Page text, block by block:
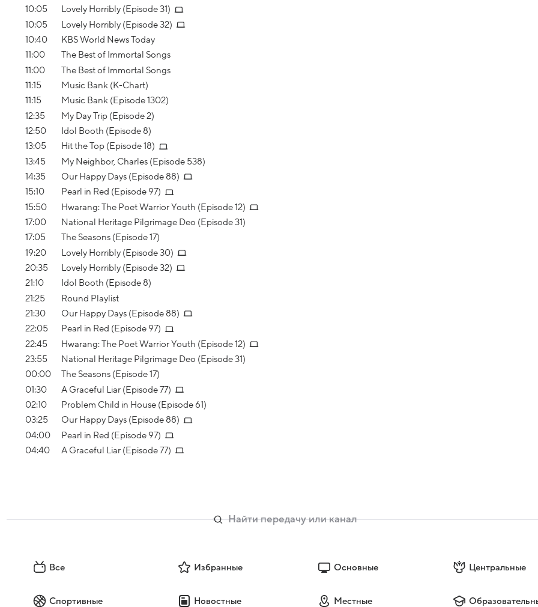
10:05
Lovely Horribly (Episode 31)
10:05
Lovely Horribly (Episode 32)
10:40
KBS World News Today
11:00
The Best of Immortal Songs
11:00
The Best of Immortal Songs
11:15
Music Bank (K-Chart)
11:15
Music Bank (Episode 1302)
12:35
My Day Trip (Episode 2)
12:50
Idol Booth (Episode 8)
13:05
Hit the Top (Episode 18)
13:45
My Neighbor, Charles (Episode 538)
14:35
Our Happy Days (Episode 88)
15:10
Pearl in Red (Episode 97)
15:50
Hwarang: The Poet Warrior Youth (Episode 12)
17:00
National Heritage Pilgrimage Deo (Episode 31)
17:05
The Seasons (Episode 17)
19:20
Lovely Horribly (Episode 30)
20:35
Lovely Horribly (Episode 32)
21:10
Idol Booth (Episode 8)
21:25
Round Playlist
21:30
Our Happy Days (Episode 88)
22:05
Pearl in Red (Episode 97)
22:45
Hwarang: The Poet Warrior Youth (Episode 12)
23:55
National Heritage Pilgrimage Deo (Episode 31)
00:00
The Seasons (Episode 17)
01:30
A Graceful Liar (Episode 77)
02:10
Problem Child in House (Episode 61)
03:25
Our Happy Days (Episode 88)
04:00
Pearl in Red (Episode 97)
04:40
A Graceful Liar (Episode 77)
Все Избранные Основные Центральные
Спортивные Новостные Местные